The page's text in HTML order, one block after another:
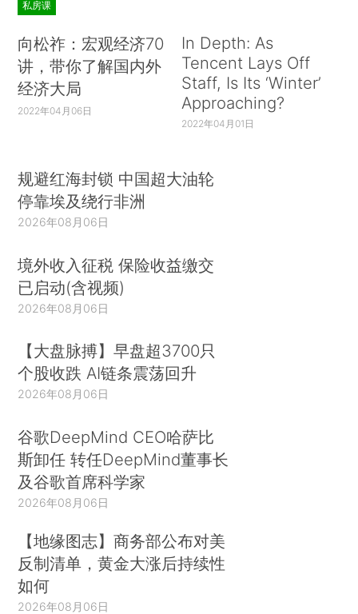
私房课
向松祚：宏观经济70
讲，带你了解国内外
经济大局
2022年04月06日
In Depth: As
Tencent Lays Off
Staff, Is Its ‘Winter’
Approaching?
2022年04月01日
规避红海封锁 中国超大油轮
停靠埃及绕行非洲
2026年08月06日
境外收入征税 保险收益缴交
已启动(含视频)
2026年08月06日
【大盘脉搏】早盘超3700只
个股收跌 AI链条震荡回升
2026年08月06日
谷歌DeepMind CEO哈萨比
斯卸任 转任DeepMind董事长
及谷歌首席科学家
2026年08月06日
【地缘图志】商务部公布对美
反制清单，黄金大涨后持续性
如何
2026年08月06日